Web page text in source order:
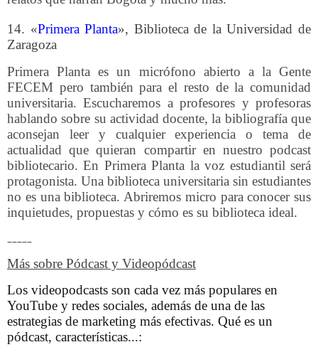
14. «Primera Planta», Biblioteca de la Universidad de
Zaragoza
Primera Planta es un micrófono abierto a la Gente
FECEM pero también para el resto de la comunidad
universitaria. Escucharemos a profesores y profesoras
hablando sobre su actividad docente, la bibliografía que
aconsejan leer y cualquier experiencia o tema de
actualidad que quieran compartir en nuestro podcast
bibliotecario. En Primera Planta la voz estudiantil será
protagonista. Una biblioteca universitaria sin estudiantes
no es una biblioteca. Abriremos micro para conocer sus
inquietudes, propuestas y cómo es su biblioteca ideal.
Más sobre Pódcast y Videopódcast
Los videopodcasts son cada vez más populares en
YouTube y redes sociales, además de una de las
estrategias de marketing más efectivas. Qué es un
pódcast, características...: